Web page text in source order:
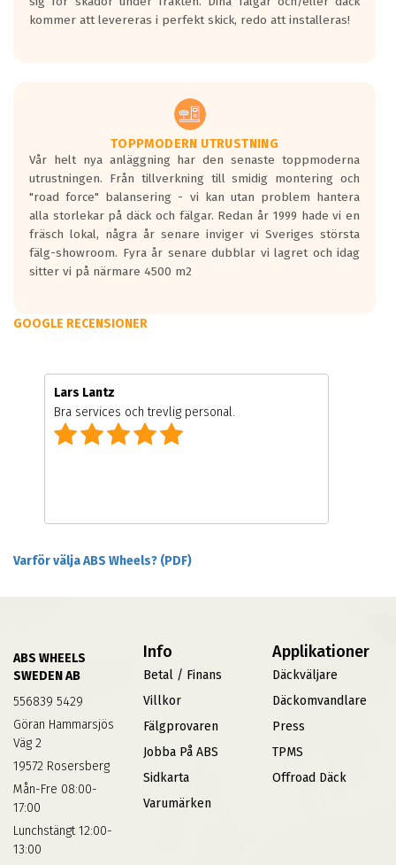
kommer att levereras i perfekt skick, redo att installeras!
TOPPMODERN UTRUSTNING
Vår helt nya anläggning har den senaste toppmoderna
utrustningen. Från tillverkning till smidig montering och
"road force" balansering - vi kan utan problem hantera
alla storlekar på däck och fälgar. Redan år 1999 hade vi en
fräsch lokal, några år senare inviger vi Sveriges största
fälg-showroom. Fyra år senare dubblar vi lagret och idag
sitter vi på närmare 4500 m2
GOOGLE RECENSIONER
Lars Lantz
Bra services och trevlig personal.
Varför välja ABS Wheels? (PDF)
ABS WHEELS
SWEDEN AB
556839 5429
Göran Hammarsjös
Väg 2
19572 Rosersberg
Mån-Fre 08:00-
17:00
Lunchstängt 12:00-
13:00
Info
Betal / Finans
Villkor
Fälgprovaren
Jobba På ABS
Sidkarta
Varumärken
Applikationer
Däckväljare
Däckomvandlare
Press
TPMS
Offroad Däck